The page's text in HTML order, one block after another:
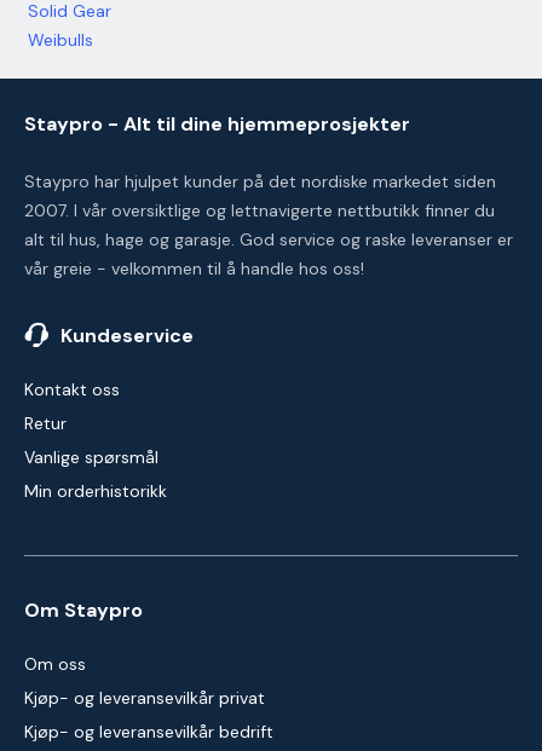
Solid Gear
Weibulls
Staypro - Alt til dine hjemmeprosjekter
Staypro har hjulpet kunder på det nordiske markedet siden
2007. I vår oversiktlige og lettnavigerte nettbutikk finner du
alt til hus, hage og garasje. God service og raske leveranser er
vår greie - velkommen til å handle hos oss!
Kundeservice
Kontakt oss
Retur
Vanlige spørsmål
Min orderhistorikk
Om Staypro
Om oss
Kjøp- og leveransevilkår privat
Kjøp- og leveransevilkår bedrift